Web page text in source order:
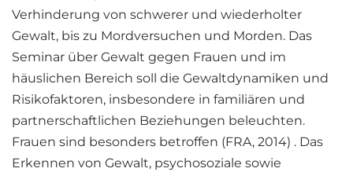
Verhinderung von schwerer und wiederholter
Gewalt, bis zu Mordversuchen und Morden. Das
Seminar über Gewalt gegen Frauen und im
häuslichen Bereich soll die Gewaltdynamiken und
Risikofaktoren, insbesondere in familiären und
partnerschaftlichen Beziehungen beleuchten.
Frauen sind besonders betroffen (FRA, 2014) . Das
Erkennen von Gewalt, psychosoziale sowie